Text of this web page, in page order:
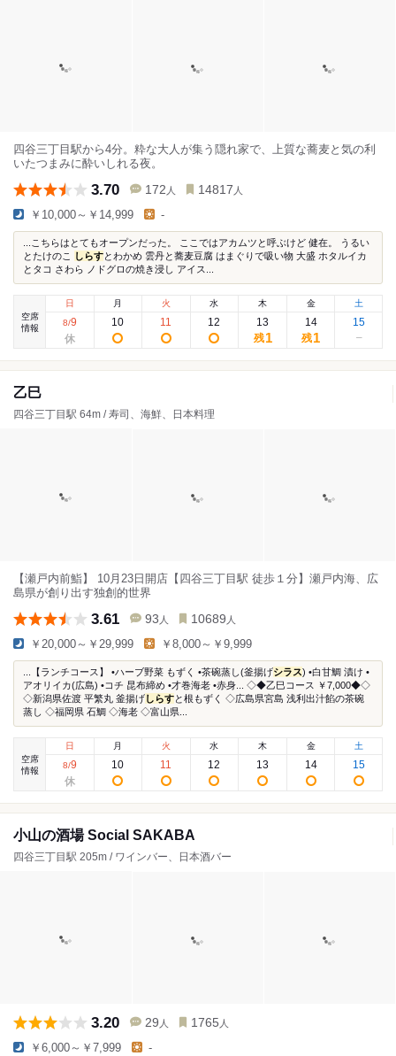
四谷三丁目駅から4分。粋な大人が集う隠れ家で、上質な蕎麦と気の利
いたつまみに酔いしれる夜。
3.70 172 人 14817 人
￥10,000～￥14,999 -
...こちらはとてもオープンだった。 ここではアカムツと呼ぶけど 健在。 うるい
とたけのこ
しらすとわかめ 雲丹と蕎麦豆腐 はまぐりで吸い物 大盛 ホタルイカ
とタコ さわら ノドグロの焼き浸し アイス...
空席
情報
日
8/9
月
10
火
11
水
12
木
13
残1
金
14
残1
土
15
乙巳
四谷三丁目駅 64m / 寿司、海鮮、日本料理
【瀬戸内前鮨】 10月23日開店【四谷三丁目駅 徒歩１分】瀬戸内海、広
島県が創り出す独創的世界
3.61 93 人 10689 人
￥20,000～￥29,999 ￥8,000～￥9,999
...【ランチコース】 •ハーブ野菜 もずく •茶碗蒸し(釜揚げシラス) •白甘鯛 漬け •
アオリイカ(広島) •コチ 昆布締め •才巻海老 •赤身...⁡ ◇◆乙巳コース ￥7,000◆◇
◇新潟県佐渡 平繁丸 釜揚げしらすと根もずく ◇広島県宮島 浅利出汁餡の茶碗
蒸し ◇福岡県 石鯛 ◇海老 ◇富山県...
空席
情報
日
8/9
月
10
火
11
水
12
木
13
金
14
土
15
小山の酒場 Social SAKABA
四谷三丁目駅 205m / ワインバー、日本酒バー
3.20 29 人 1765 人
￥6,000～￥7,999 -